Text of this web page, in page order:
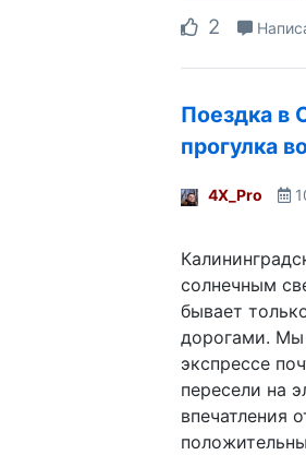
2
Поездка в
прогулка
4X_Pro
солнечным
бывает
дорогами. Мы
экспрессе
пересели на
впечатления